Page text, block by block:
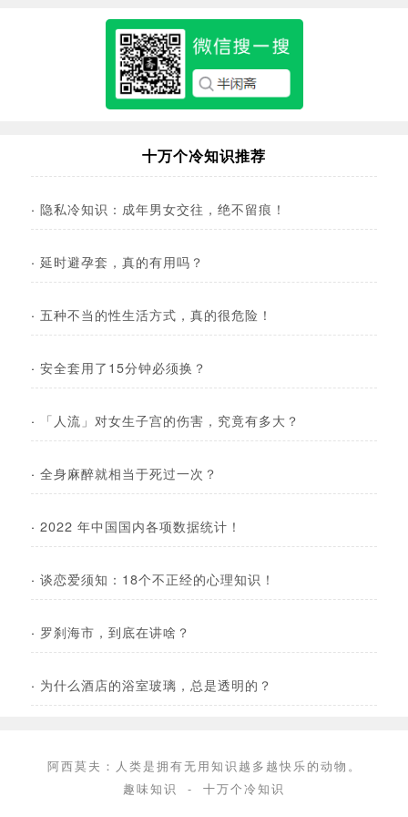
十万个冷知识推荐
· 隐私冷知识：成年男女交往，绝不留痕！
· 延时避孕套，真的有用吗？
· 五种不当的性生活方式，真的很危险！
· 安全套用了15分钟必须换？
· 「人流」对女生子宫的伤害，究竟有多大？
· 全身麻醉就相当于死过一次？
· 2022 年中国国内各项数据统计！
· 谈恋爱须知：18个不正经的心理知识！
· 罗刹海市，到底在讲啥？
· 为什么酒店的浴室玻璃，总是透明的？
阿西莫夫：人类是拥有无用知识越多越快乐的动物。
趣味知识
- 十万个冷知识